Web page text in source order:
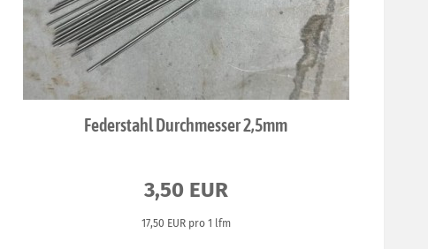
Federstahl Durchmesser 2,5mm
3,50 EUR
17,50 EUR pro 1 lfm